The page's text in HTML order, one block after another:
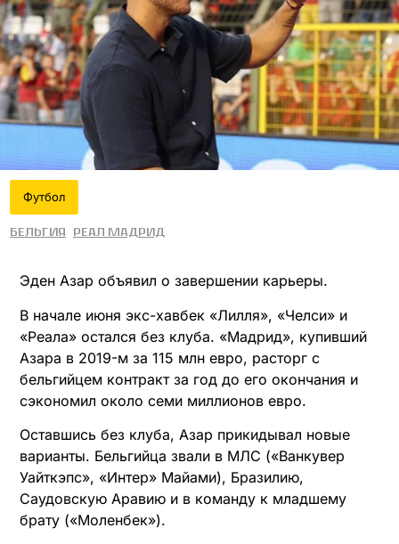
Футбол
Бельгия Реал Мадрид
Эден Азар объявил о завершении карьеры.
В начале июня экс-хавбек «Лилля», «Челси» и
«Реала» остался без клуба. «Мадрид», купивший
Азара в 2019-м за 115 млн евро, расторг с
бельгийцем контракт за год до его окончания и
сэкономил около семи миллионов евро.
Оставшись без клуба, Азар прикидывал новые
варианты. Бельгийца звали в МЛС («Ванкувер
Уайткэпс», «Интер» Майами), Бразилию,
Саудовскую Аравию и в команду к младшему
брату («Моленбек»).